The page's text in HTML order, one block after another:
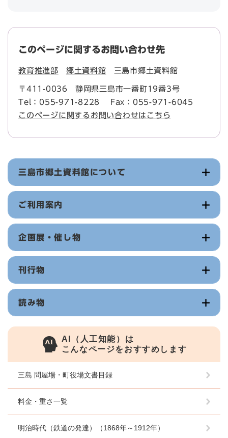
このページに関するお問い合わせ先
教育推進部 郷土資料館 三島市郷土資料館
〒411-0036
静岡県三島市一番町19番3号
Tel：055-971-8228
Fax：055-971-6045
このページに関するお問い合わせはこちら
三島市郷土資料館について
ご利用案内
企画展・催し物
刊行物
読み物
AI（人工知能）は
こんなページをおすすめします
三島 問屋場・町役場文書目録
料金・重さ一覧
明治時代（鉄道の発達）（1868年～1912年）